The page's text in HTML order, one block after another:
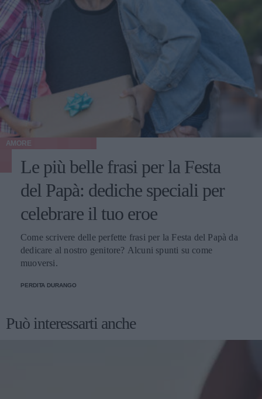
AMORE
Le più belle frasi per la Festa
del Papà: dediche speciali per
celebrare il tuo eroe
Come scrivere delle perfette frasi per la Festa del Papà da
dedicare al nostro genitore? Alcuni spunti su come
muoversi.
PERDITA DURANGO
Può interessarti anche